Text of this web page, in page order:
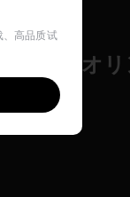
ヴァイオ
piano
高品质试